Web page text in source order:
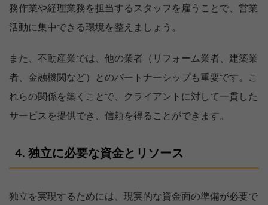
務作業や経理業務を担当するスタッフを雇うことで、営業
活動に集中できる環境を整えましょう。
また、不動産業では、他の業者（リフォーム業者、建築業
者、金融機関など）とのパートナーシップも重要です。こ
れらの関係を築くことで、クライアントに対して一貫した
サービスを提供でき、信頼を得ることができます。
独立に必要な資金とリソース
独立を実現するためには、現実的な資金面の準備が必要で